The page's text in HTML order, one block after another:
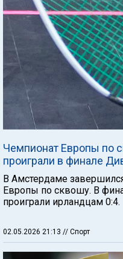
Чемпионат Европы по
проиграли в финале
В Амстердаме
Европы по сквошу. В
проиграли ирландцам 0:4.
02.05.2026 21:13 // Спорт